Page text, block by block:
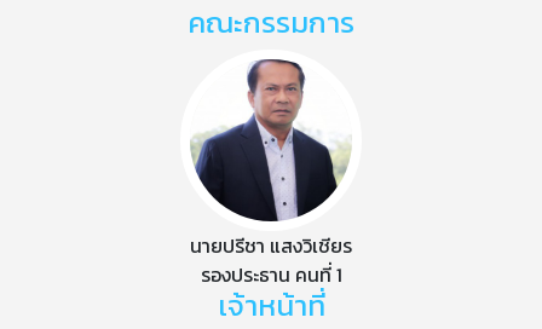
คณะกรรมการ
นายปรีชา แสงวิเชียร
รองประธาน คนที่ 1
เจ้าหน้าที่